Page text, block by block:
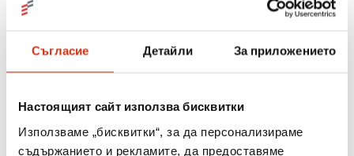
Съгласие Детайли За приложението
Настоящият сайт използва бисквитки
Използваме „бисквитки“, за да персонализираме
съдържанието и рекламите, да предоставяме
правят грешки. В крайна сметка, със силата на своя ум, с отборния дух
справиха отлично с предизвикателствата, без да позволят на
конкуренцията да им попречи.
На галавечерята след игрите по традиция бяха наградени кредитните
постижения през годината, в това число и тези, постигнали най-добри